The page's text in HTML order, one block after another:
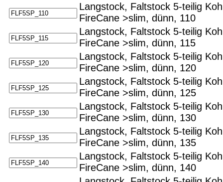
Langstock, Faltstock 5-teilig
FireCane >slim, dünn, 110
Langstock, Faltstock 5-teilig
FireCane >slim, dünn, 115
Langstock, Faltstock 5-teilig
FireCane >slim, dünn, 120
Langstock, Faltstock 5-teilig
FireCane >slim, dünn, 125
Langstock, Faltstock 5-teilig
FireCane >slim, dünn, 130
Langstock, Faltstock 5-teilig
FireCane >slim, dünn, 135
Langstock, Faltstock 5-teilig
FireCane >slim, dünn, 140